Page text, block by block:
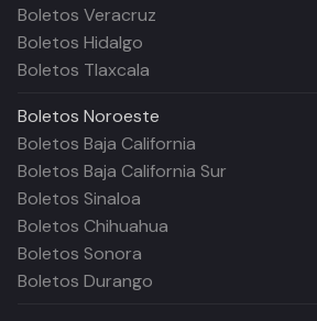
Boletos Veracruz
Boletos Hidalgo
Boletos Tlaxcala
Boletos Noroeste
Boletos Baja California
Boletos Baja California Sur
Boletos Sinaloa
Boletos Chihuahua
Boletos Sonora
Boletos Durango